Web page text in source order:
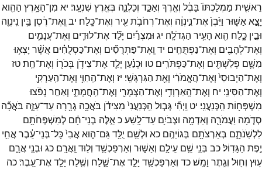
רֵאשִׁ֤ית מַמְלַכְתּוֹ֙ בָּבֶ֔ל וְאֶ֖רֶךְ וְאַכַּ֣ד וְכַלְנֵ֑ה בְּאֶ֖רֶץ שִׁנְעָֽר׃ יא מִן־הָאָ֥רֶץ הַהִ֖וא
יָצָ֣אאַשּׁ֑וּר וַיִּ֙בֶן֙אֶת־נִ֣ינְוֵ֔ה וְאֶת־רְחֹבֹ֥תעִ֖יר וְאֶת־כָּֽלַח׃ יב וְֽאֶת־רֶ֔סֶן בֵּ֥ין נִֽינְוֵ֖ה
וּבֵ֣ין כָּ֑לַח הִ֖וא הָעִ֥יר הַגְּדֹלָֽה׃ יג וּמִצְרַ֡יִם יָלַ֞דאֶת־לוּדִ֧ים וְאֶת־עֲנָמִ֛ים
וְאֶת־לְהָבִ֖ים וְאֶת־נַפְתֻּחִֽים׃ יד וְֽאֶת־פַּתְרֻסִ֞ים וְאֶת־כַּסְלֻחִ֗ים אֲשֶׁ֨ר יָצְא֥וּ
מִשָּׁ֛ם פְּלִשְׁתִּ֖ים וְאֶת־כַּפְתֹּרִֽים׃ טו וּכְנַ֗עַן יָלַ֛דאֶת־צִידֹ֥ן בְּכֹר֖וֹ וְאֶת־חֵֽת׃טז
וְאֶת־הַיְבוּסִי֙ וְאֶת־הָ֣אֱמֹרִ֔י וְאֵ֖ת הַגִּרְגָּשִֽׁי׃ יז וְאֶת־הַֽחִוִּ֥י וְאֶת־הַֽעַרְקִ֖י
וְאֶת־הַסִּינִֽי׃ יח וְאֶת־הָֽאַרְוָדִ֥י וְאֶת־הַצְּמָרִ֖י וְאֶת־הַֽחֲמָתִ֑י וְאַחַ֣ר נָפֹ֔צוּ
מִשְׁפְּח֖וֹת הַֽכְּנַעֲנִֽי׃ יט וַֽיְהִ֞י גְּב֤וּל הַֽכְּנַעֲנִי֙ מִצִּידֹ֔ן בֹּאֲכָ֥ה גְרָ֖רָה עַד־עַזָּ֑ה בֹּאֲכָ֞ה
סְדֹ֧מָה וַעֲמֹרָ֛ה וְאַדְמָ֥ה וּצְבֹיִ֖ם עַד־לָֽשַׁע׃כאֵ֣לֶּה בְנֵי־חָ֔ם לְמִשְׁפְּחֹתָ֖ם
לִלְשֹֽׁנֹתָ֑ם בְּאַרְצֹתָ֖ם בְּגוֹיֵהֶֽם׃ כא וּלְשֵׁ֥ם יֻלַּ֖דגַּם־ה֑וּאאֲבִי֙כָּל־בְּנֵי־עֵ֔בֶראֲחִ֖י
יֶ֥פֶת הַגָּדֽוֹל׃כב בְּנֵ֥י שֵׁ֖ם עֵילָ֣ם וְאַשּׁ֑וּר וְאַרְפַּכְשַׁ֖ד וְל֥וּד וַֽאֲרָֽם׃ כג וּבְנֵ֖י אֲרָ֑ם
ע֥וּץ וְח֖וּל וְגֶ֥תֶר וָמַֽשׁ׃כד וְאַרְפַּכְשַׁ֖ד יָלַ֣דאֶת־שָׁ֑לַח וְשֶׁ֖לַח יָלַ֥דאֶת־עֵֽבֶר׃כה